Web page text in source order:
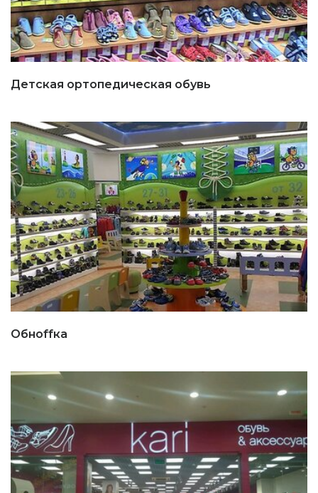
Детская ортопедическая обувь
Обноffка